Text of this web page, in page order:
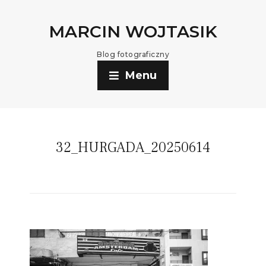
MARCIN WOJTASIK
Blog fotograficzny
Menu
32_HURGADA_20250614